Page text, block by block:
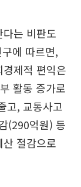
는 비판도
에 따르면,
제적 편익은
활동 증가로
고, 교통사고
(290억원) 등
절감으로